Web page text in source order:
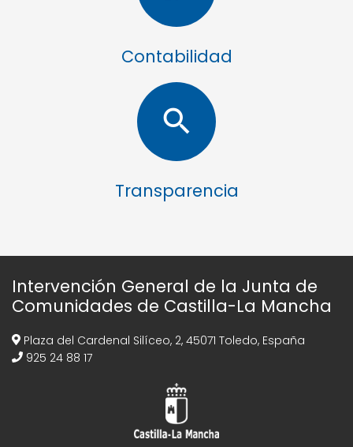
Contabilidad
search
Transparencia
Intervención General de la Junta de
Comunidades de Castilla-La Mancha
Plaza del Cardenal Silíceo, 2, 45071 Toledo, España
925 24 88 17